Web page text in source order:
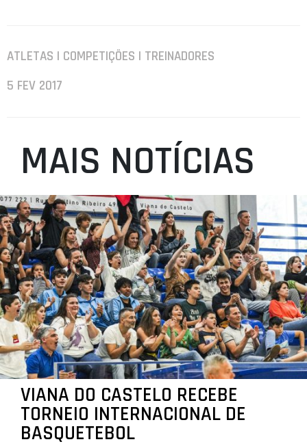
ATLETAS | COMPETIÇÕES | TREINADORES
5 FEV 2017
MAIS NOTÍCIAS
VIANA DO CASTELO RECEBE
TORNEIO INTERNACIONAL DE
BASQUETEBOL